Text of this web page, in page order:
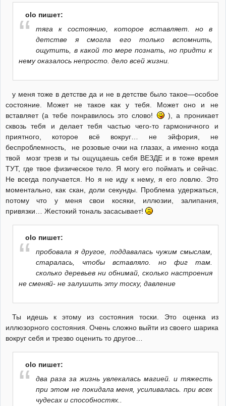
olo пишет:
тяга к состоянию, которое вставляет. но в
детстве я смогла его только вспомнить,
ощутить, в какой то мере познать, но придти к
нему оказалось непросто. дело всей жизни.
у меня тоже в детстве да и не в детстве было такое—особое
состояние. Может не такое как у тебя. Может оно и не
вставляет (а тебе понравилось это слово!
), а проникает
сквозь тебя и делает тебя частью чего-то гармоничного и
приятного, которое всё вокруг… не эйфория, не
беспроблемность, не розовые очки на глазах, а именно когда
твой мозг трезв и ты ощущаешь себя ВЕЗДЕ и в тоже время
ТУТ, где твое физическое тело. Я могу его поймать и сейчас.
Не всегда получается. Но я не иду к нему, я его ловлю. Это
моментально, как скан, доли секунды. Проблема удержаться,
потому что у меня свои косяки, иллюзии, залипания,
привязки… Жестокий тональ засасывает!
olo пишет:
пробовала я другое, поддавалась чужим смыслам,
старалась, чтобы вставляло. но фиг там.
сколько деревьев ни обнимай, сколько настроения
не сменяй- не залушить эту тоску, давление
Ты идешь к этому из состояния тоски. Это оценка из
иллюзорного состояния. Очень сложно выйти из своего шарика
вокруг себя и трезво оценить то другое…
olo пишет:
два раза за жизнь увлекалась магией. и тяжесть
при этом не покидала меня, усиливалась. при всех
чудесах и способностях..